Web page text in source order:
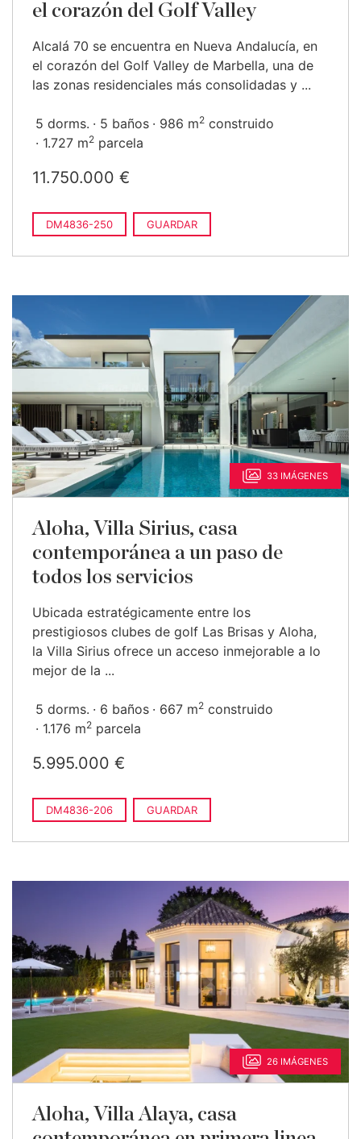
el corazón del Golf Valley
Alcalá 70 se encuentra en Nueva Andalucía, en
el corazón del Golf Valley de Marbella, una de
las zonas residenciales más consolidadas y ...
5 dorms. 5 baños 986 m2 construido
1.727 m2 parcela
11.750.000 €
DM4836-250 GUARDAR
33 IMÁGENES
Aloha, Villa Sirius, casa
contemporánea a un paso de
todos los servicios
Ubicada estratégicamente entre los
prestigiosos clubes de golf Las Brisas y Aloha,
la Villa Sirius ofrece un acceso inmejorable a lo
mejor de la ...
5 dorms. 6 baños 667 m2 construido
1.176 m2 parcela
5.995.000 €
DM4836-206 GUARDAR
26 IMÁGENES
Aloha, Villa Alaya, casa